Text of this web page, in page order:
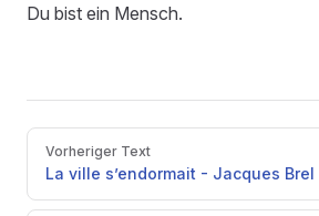
Du bist ein Mensch.
PagerVorheriger Text
La ville s’endormait - Jacques Brel